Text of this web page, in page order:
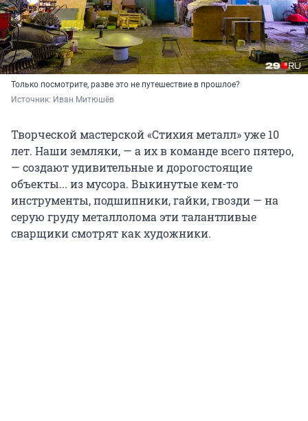
Только посмотрите, разве это не путешествие в прошлое?
Источник: Иван Митюшёв
Творческой мастерской «Стихия металл» уже 10
лет. Наши земляки, — а их в команде всего пятеро,
— создают удивительные и дорогостоящие
объекты... из мусора. Выкинутые кем-то
инструменты, подшипники, гайки, гвозди — на
серую груду металлолома эти талантливые
сварщики смотрят как художники.